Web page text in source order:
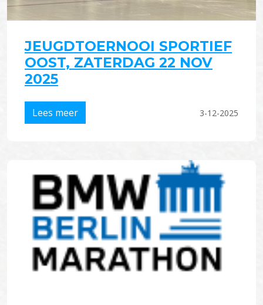
JEUGDTOERNOOI SPORTIEF
OOST, ZATERDAG 22 NOV
2025
Lees meer 3-12-2025